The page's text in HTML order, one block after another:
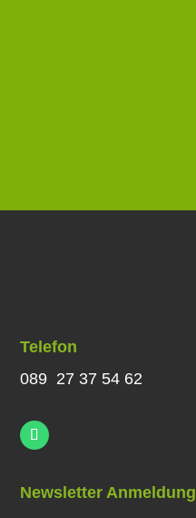
Telefon
089 27 37 54 62
Newsletter Anmeldung